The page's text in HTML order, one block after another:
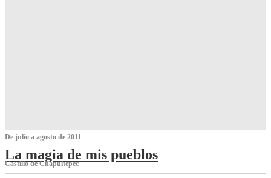
De julio a agosto de 2011
La magia de mis pueblos
Castillo de Chapultepec